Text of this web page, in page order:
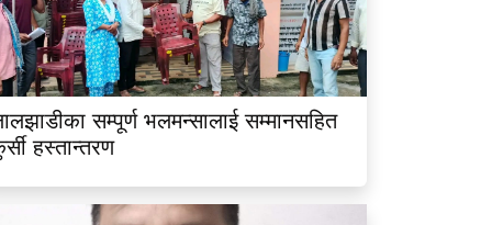
सम्पूर्ण भलमन्सालाई सम्मानसहित
हस्तान्तरण